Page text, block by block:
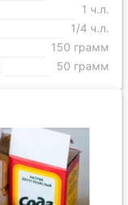
1 ч.л.
1/4 ч.л.
150 грамм
50 грамм